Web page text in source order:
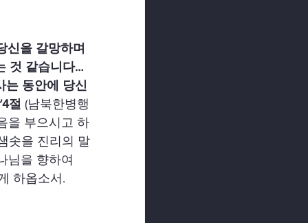
신을 갈망하며
것 같습니다…
는 동안에 당신
절 (남북한병행
을 부으시고 하
솟을 진리의 말
님을 향하여
하옵소서.